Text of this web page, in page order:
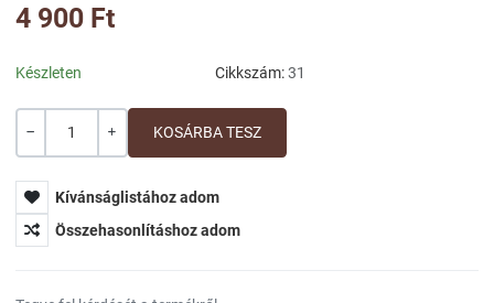
4 900 Ft
Készleten Cikkszám:31
Mennyiség
Kívánságlistához adom
Összehasonlításhoz adom